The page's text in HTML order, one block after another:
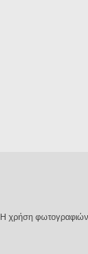
Η χρήση φωτογραφιών